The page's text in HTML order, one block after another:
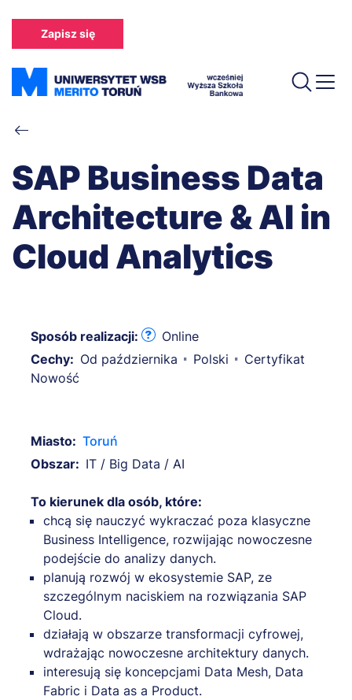
treści
Zapisz się
Ścieżka
nawigacyjna
SAP Business Data
Architecture & AI in
Cloud Analytics
Sposób realizacji:
Online
Cechy: Od października Polski
Certyfikat
Nowość
Miasto: Toruń
Obszar: IT / Big Data / AI
To kierunek dla osób, które:
chcą się nauczyć wykraczać poza klasyczne
Business Intelligence, rozwijając nowoczesne
podejście do analizy danych.
planują rozwój w ekosystemie SAP, ze
szczególnym naciskiem na rozwiązania SAP
Cloud.
działają w obszarze transformacji cyfrowej,
wdrażając nowoczesne architektury danych.
interesują się koncepcjami Data Mesh, Data
Fabric i Data as a Product.